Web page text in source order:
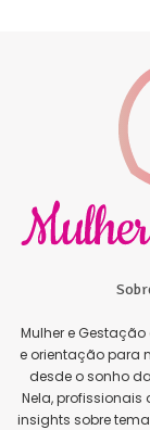
Mulher e
e orientação para
desde o sonho
Nela,
insights sobre